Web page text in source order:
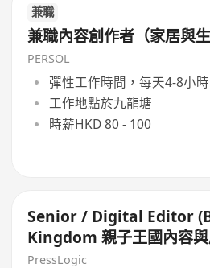
兼職
兼職內容創作者（家居與
PERSOL
彈性工作時間，每天4-8小時
工作地點於九龍塘
時薪HKD 80 - 100
Senior / Digital Editor
Kingdom 親子王國內容
PressLogic